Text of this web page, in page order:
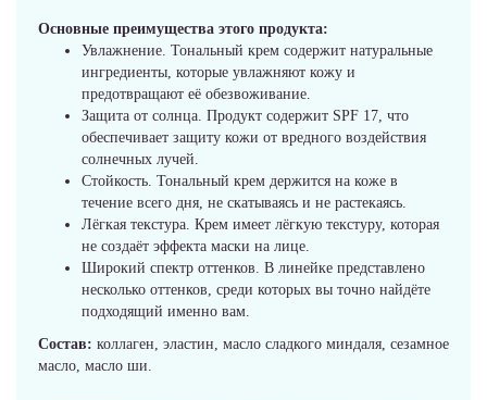
Основные преимущества этого продукта:
Увлажнение. Тональный крем содержит натуральные
ингредиенты, которые увлажняют кожу и
предотвращают её обезвоживание.
Защита от солнца. Продукт содержит SPF 17, что
обеспечивает защиту кожи от вредного воздействия
солнечных лучей.
Стойкость. Тональный крем держится на коже в
течение всего дня, не скатываясь и не растекаясь.
Лёгкая текстура. Крем имеет лёгкую текстуру, которая
не создаёт эффекта маски на лице.
Широкий спектр оттенков. В линейке представлено
несколько оттенков, среди которых вы точно найдёте
подходящий именно вам.
Состав: коллаген, эластин, масло сладкого миндаля, сезамное
масло, масло ши.